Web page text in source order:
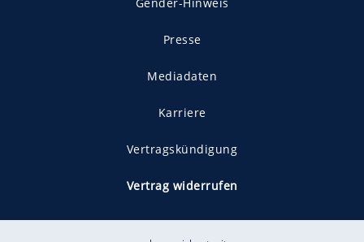
Presse
Mediadaten
Karriere
Vertragskündigung
Vertrag widerrufen